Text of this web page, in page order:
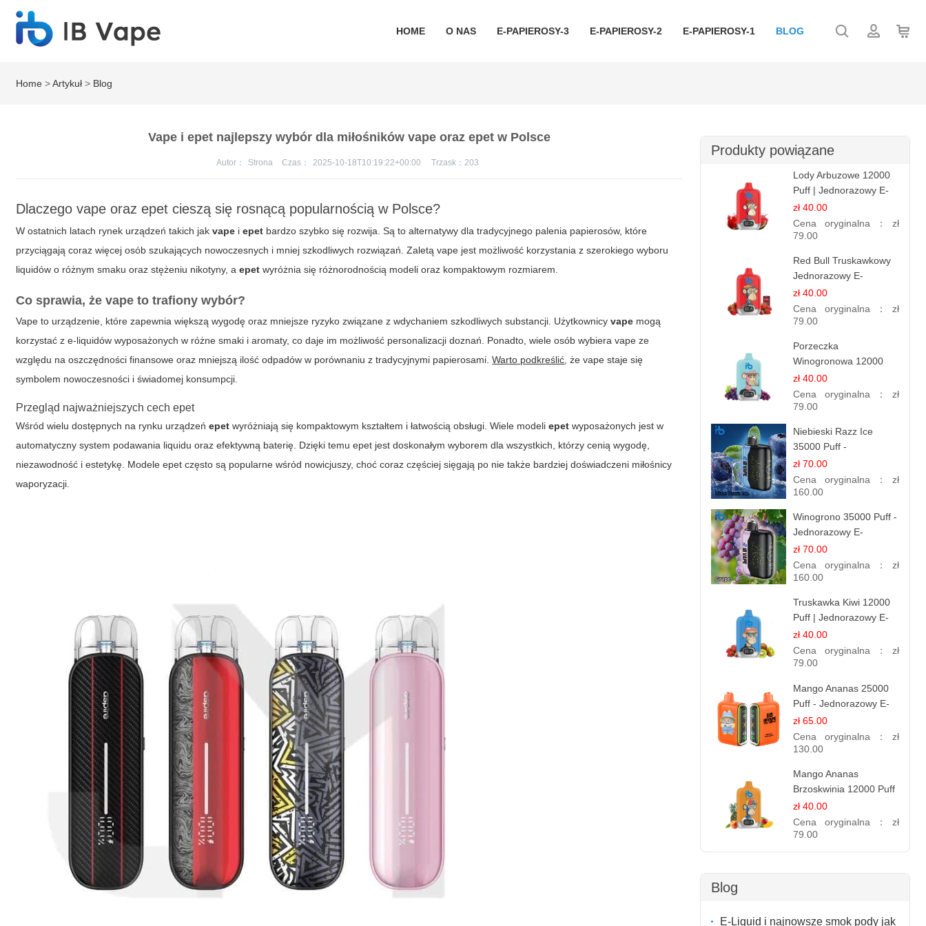
HOME O NAS E-PAPIEROSY-3 E-PAPIEROSY-2 E-PAPIEROSY-1 BLOG
Home >Artykuł > Blog
Vape i epet najlepszy wybór dla miłośników vape oraz epet w Polsce
Autor： Strona Czas： 2025-10-18T10:19:22+00:00 Trzask： 203
Dlaczegovape oraz epet cieszą się rosnącą popularnością w Polsce?
W ostatnich latach rynek urządzeń takich jakvape iepet bardzo szybko się rozwija. Są to alternatywy dla tradycyjnego palenia papierosów, które
przyciągają coraz więcej osób szukających nowoczesnych i mniej szkodliwych rozwiązań. Zaletąvape jest możliwość korzystania z szerokiego wyboru
liquidów o różnym smaku oraz stężeniu nikotyny, aepet wyróżnia się różnorodnością modeli oraz kompaktowym rozmiarem.
Co sprawia, żevape to trafiony wybór?
Vape to urządzenie, które zapewnia większą wygodę oraz mniejsze ryzyko związane z wdychaniem szkodliwych substancji. Użytkownicyvape mogą
korzystać z e-liquidów wyposażonych w różne smaki i aromaty, co daje im możliwość personalizacji doznań. Ponadto, wiele osób wybieravape ze
względu na oszczędności finansowe oraz mniejszą ilość odpadów w porównaniu z tradycyjnymi papierosami.Warto podkreślić , żevape staje się
symbolem nowoczesności i świadomej konsumpcji.
Przegląd najważniejszych cechepet
Wśród wielu dostępnych na rynku urządzeńepet wyróżniają się kompaktowym kształtem i łatwością obsługi. Wiele modeliepet wyposażonych jest w
automatyczny system podawania liquidu oraz efektywną baterię. Dzięki temuepet jest doskonałym wyborem dla wszystkich, którzy cenią wygodę,
niezawodność i estetykę. Modeleepet często są popularne wśród nowicjuszy, choć coraz częściej sięgają po nie także bardziej doświadczeni miłośnicy
waporyzacji.
Produkty powiązane
Lody Arbuzowe 12000
Puff | Jednorazowy E-
papieros | Deserowy
Smak
zł 40.00
Cena oryginalna： zł
79.00
Red Bull Truskawkowy
Jednorazowy E-
papierosy | Energy
Drink Smak
zł 40.00
Cena oryginalna： zł
79.00
Porzeczka
Winogronowa 12000
Puffów | Jednorazowy
E-papieros | Owocowy
Miks
zł 40.00
Cena oryginalna： zł
79.00
Niebieski Razz Ice
35000 Puff -
Orzeźwiający E-
papieros Jednorazowy |
IBVAPE
zł 70.00
Cena oryginalna： zł
160.00
Winogrono 35000 Puff -
Jednorazowy E-
papieros | Soczysty
Smak Winogron
zł 70.00
Cena oryginalna： zł
160.00
Truskawka Kiwi 12000
Puff | Jednorazowy E-
papierosy | Owocowa
Mieszanka
zł 40.00
Cena oryginalna： zł
79.00
Mango Ananas 25000
Puff - Jednorazowy E-
papieros | Egzotyczny
Smak
zł 65.00
Cena oryginalna： zł
130.00
Mango Ananas
Brzoskwinia 12000 Puff
| Jednorazowy E-
papieros | Tropikalny
Smak
zł 40.00
Cena oryginalna： zł
79.00
Blog
E-Liquid i najnowsze smok pody jak